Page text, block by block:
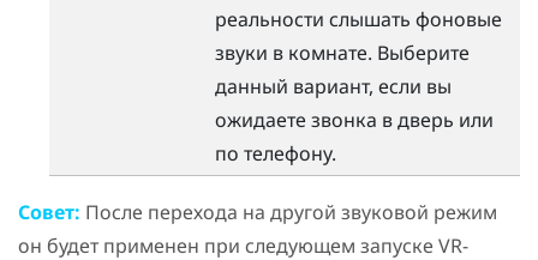
реальности слышать фоновые
звуки в комнате. Выберите
данный вариант, если вы
ожидаете звонка в дверь или
по телефону.
Совет: После перехода на другой звуковой режим
он будет применен при следующем запуске VR-